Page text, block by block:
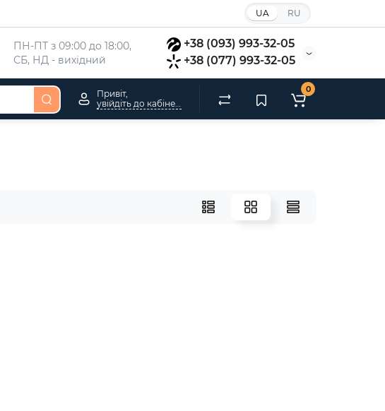
UA RU
ПН-ПТ з 09:00 до 18:00,
СБ, НД - вихідний
+38 (093) 993-32-05
+38 (077) 993-32-05
Привіт,
0